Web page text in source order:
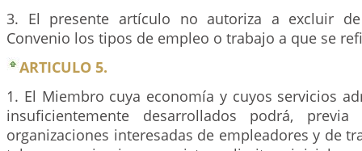
3. El presente artículo no autoriza a excluir
Convenio los tipos de empleo o trabajo a que se
ARTICULO 5.
1. El Miembro cuya economía y cuyos servicios
insuficientemente desarrollados podrá,
organizaciones interesadas de empleadores y de